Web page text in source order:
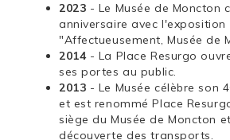
2023 - Le Musée de Moncton
anniversaire avec l'exposition
"Affectueusement, Musée de
2014 - La Place Resurgo
ses portes au public.
2013 - Le Musée célèbre son
et est renommé Place
siège du Musée de Moncton
découverte des transports.